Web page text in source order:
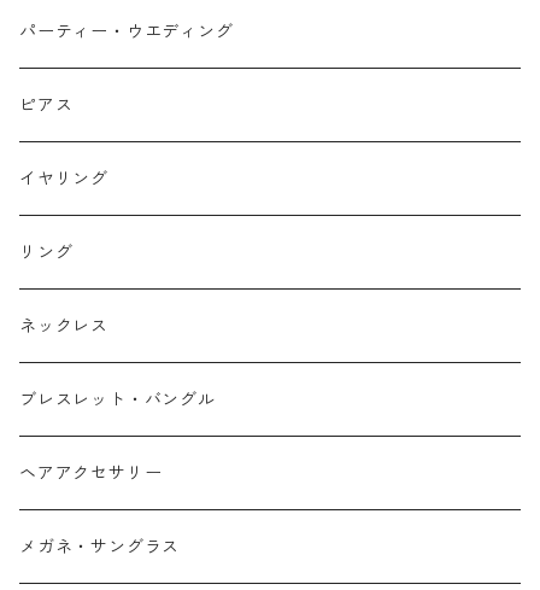
パーティー・ウエディング
ピアス
イヤリング
リング
ネックレス
ブレスレット・バングル
ヘアアクセサリー
メガネ・サングラス